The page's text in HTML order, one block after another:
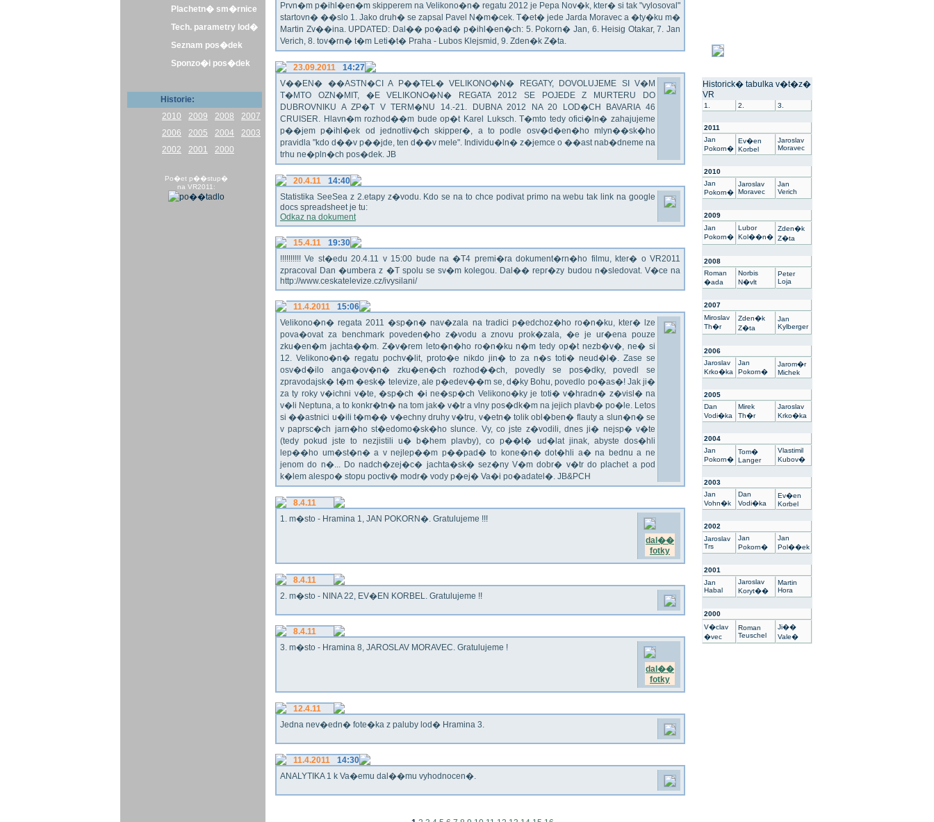
Plachetn� sm�rnice
Tech. parametry lod�
Seznam pos�dek
Sponzo�i pos�dek
Historie:
2010
2009 2008
2007
2006
2005 2004
2003
2002
2001 2000
Po�et p��stup�
na VR2011:
Prvn�m p�ihl�en�m skipperem na Velikono�n� regatu 2012 je Pepa Nov�k, kter� si tak "vylosoval"
startovn� ��slo 1. Jako druh� se zapsal Pavel N�m�cek. T�et� jede Jarda Moravec a �ty�ku m�
Martin Zv��ina. UPDATED: Dal�� po�ad� p�ihl�en�ch: 5. Pokorn� Jan, 6. Heisig Otakar, 7. Jan
Verich, 8. tov�rn� t�m Leti�t� Praha - Lubos Klejsmid, 9. Zden�k Z�ta.
23.09.2011
14:27
V��EN� ��ASTN�CI A P��TEL� VELIKONO�N� REGATY, DOVOLUJEME SI V�M
T�MTO OZN�MIT, �E VELIKONO�N� REGATA 2012 SE POJEDE Z MURTERU DO
DUBROVNIKU A ZP�T V TERM�NU 14.-21. DUBNA 2012 NA 20 LOD�CH BAVARIA 46
CRUISER. Hlavn�m rozhod��m bude op�t Karel Luksch. T�mto tedy ofici�ln� zahajujeme
p��jem p�ihl�ek od jednotliv�ch skipper�, a to podle osv�d�en�ho mlyn��sk�ho
pravidla "kdo d��v p��jde, ten d��v mele". Individu�ln� z�jemce o ��ast nab�dneme na
trhu ne�pln�ch pos�dek. JB
20.4.11
14:40
Statistika SeeSea z 2.etapy z�vodu. Kdo se na to chce podivat primo na webu tak link na google
docs spreadsheet je tu:
Odkaz na dokument
15.4.11
19:30
!!!!!!!!!! Ve st�edu 20.4.11 v 15:00 bude na �T4 premi�ra dokument�rn�ho filmu, kter� o VR2011
zpracoval Dan �umbera z �T spolu se sv�m kolegou. Dal�� repr�zy budou n�sledovat. V�ce na
http://www.ceskatelevize.cz/ivysilani/
11.4.2011
15:06
Velikono�n� regata 2011 �sp�n� nav�zala na tradici p�edchoz�ho ro�n�ku, kter� lze
pova�ovat za benchmark poveden�ho z�vodu a znovu prok�zala, �e je ur�ena pouze
zku�en�m jachta��m. Z�v�rem leto�n�ho ro�n�ku n�m tedy op�t nezb�v�, ne� si
12. Velikono�n� regatu pochv�lit, proto�e nikdo jin� to za n�s toti� neud�l�. Zase se
osv�d�ilo anga�ov�n� zku�en�ch rozhod��ch, povedly se pos�dky, povedl se
zpravodajsk� t�m �esk� televize, ale p�edev��m se, d�ky Bohu, povedlo po�as�! Jak ji�
za ty roky v�ichni v�te, �sp�ch �i ne�sp�ch Velikono�ky je toti� v�hradn� z�visl� na
v�li Neptuna, a to konkr�tn� na tom jak� v�tr a vlny pos�dk�m na jejich plavb� po�le. Letos
si ��astnici u�ili t�m�� v�echny druhy v�tru, v�etn� tolik obl�ben� flauty a slun�n� se
v paprsc�ch jarn�ho st�edomo�sk�ho slunce. Vy, co jste z�vodili, dnes ji� nejsp� v�te
(tedy pokud jste to nezjistili u� b�hem plavby), co p��t� ud�lat jinak, abyste dos�hli
lep��ho um�st�n� a v nejlep��m p��pad� to kone�n� dot�hli a� na bednu a ne
jenom do n�... Do nadch�zej�c� jachta�sk� sez�ny V�m dobr� v�tr do plachet a pod
k�lem alespo� stopu poctiv� modr� vody p�ej� Va�i po�adatel�. JB&PCH
8.4.11
1. m�sto - Hramina 1, JAN POKORN�. Gratulujeme !!!
dal��
fotky
8.4.11
2. m�sto - NINA 22, EV�EN KORBEL. Gratulujeme !!
8.4.11
3. m�sto - Hramina 8, JAROSLAV MORAVEC. Gratulujeme !
dal��
fotky
12.4.11
Jedna nev�edn� fote�ka z paluby lod� Hramina 3.
11.4.2011
14:30
ANALYTIKA 1 k Va�emu dal��mu vyhodnocen�.
Historick� tabulka v�t�z�
VR
1. 2. 3.
2011
Jan
Pokorn�
Ev�en
Korbel
Jaroslav
Moravec
2010
Jan
Pokorn�
Jaroslav
Moravec
Jan
Verich
2009
Jan
Pokorn�
Lubor
Kol��n�
Zden�k
Z�ta
2008
Roman
�ada
Norbis
N�vlt
Peter
Loja
2007
Miroslav
Th�r
Zden�k
Z�ta
Jan
Kylberger
2006
Jaroslav
Krko�ka
Jan
Pokorn�
Jarom�r
Michek
2005
Dan
Vodi�ka
Mirek
Th�r
Jaroslav
Krko�ka
2004
Jan
Pokorn�
Tom�
Langer
Vlastimil
Kubov�
2003
Jan
Vohn�k
Dan
Vodi�ka
Ev�en
Korbel
2002
Jaroslav
Trs
Jan
Pokorn�
Jan
Pol��ek
2001
Jan
Habal
Jaroslav
Koryt��
Martin
Hora
2000
V�clav
�vec
Roman
Teuschel
Ji��
Vale�